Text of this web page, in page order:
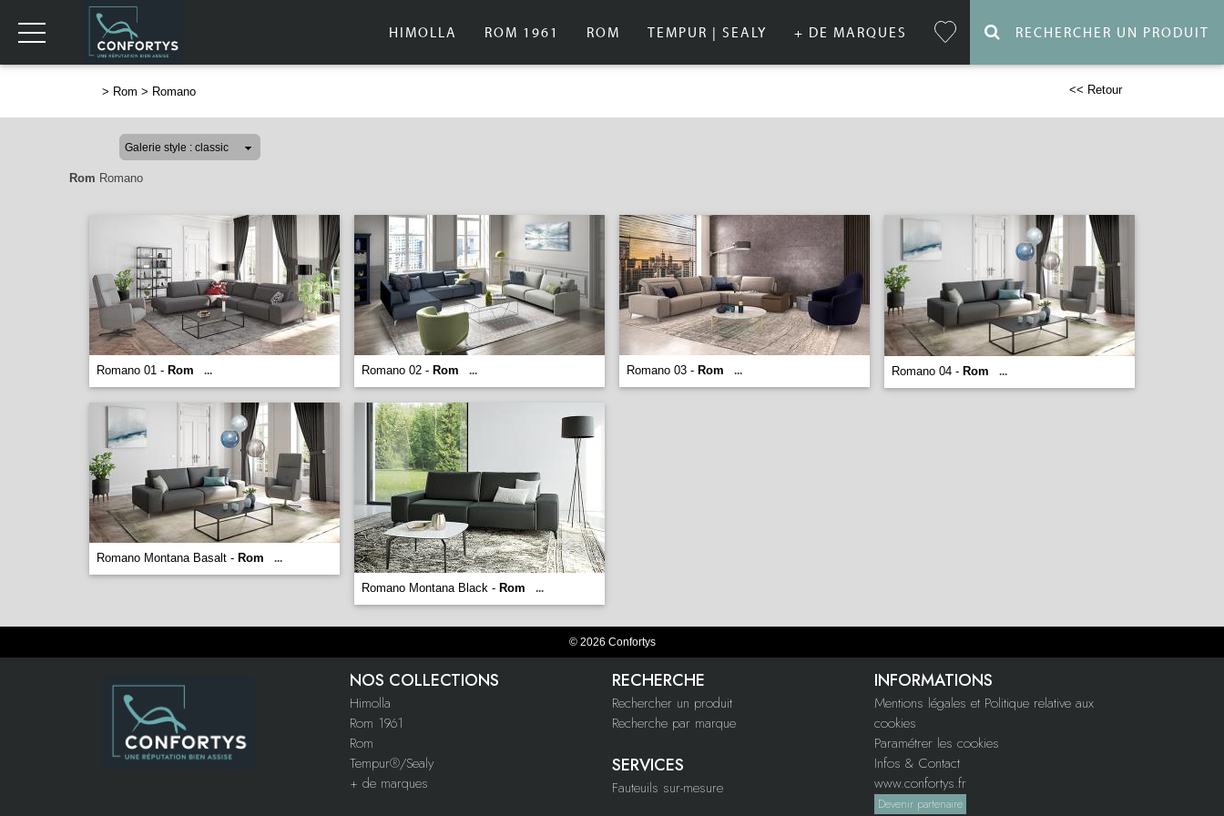
HIMOLLA ROM 1961 ROM TEMPUR | SEALY + DE MARQUES RECHERCHER UN PRODUIT
> Rom > Romano << Retour
Rom Romano
Romano 01 - Rom ... Romano 02 - Rom ... Romano 03 - Rom ... Romano 04 - Rom ...
Romano Montana Basalt - Rom ...
Romano Montana Black - Rom ...
© 2026 Confortys
NOS COLLECTIONS
Himolla
Rom 1961
Rom
Tempur®/Sealy
+ de marques
RECHERCHE
Rechercher un produit
Recherche par marque
SERVICES
Fauteuils sur-mesure
INFORMATIONS
Mentions légales et Politique relative aux
cookies
Paramétrer les cookies
Infos & Contact
www.confortys.fr
Devenir partenaire